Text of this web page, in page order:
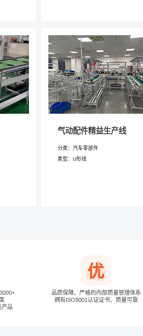
其他登录方式
手机号登录
气动配件精益生产线
分类：汽车零部件
类型：U形线
产品
品质保障、严格的内部质量管理体系
拥有ISO9001认证证书、质量可靠